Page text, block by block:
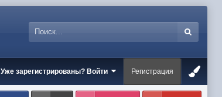
Уже зарегистрированы? Войти Регистрация